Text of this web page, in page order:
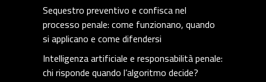
Sequestro preventivo e confisca nel
processo penale: come funzionano, quando
si applicano e come difendersi
Intelligenza artificiale e responsabilità penale:
chi risponde quando l’algoritmo decide?